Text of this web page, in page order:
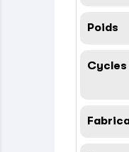
Poids
Cycles